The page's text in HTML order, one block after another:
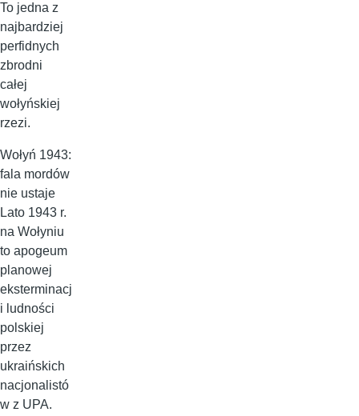
To jedna z
najbardziej
perfidnych
zbrodni
całej
wołyńskiej
rzezi.
Wołyń 1943:
fala mordów
nie ustaje
Lato 1943 r.
na Wołyniu
to apogeum
planowej
eksterminacj
i ludności
polskiej
przez
ukraińskich
nacjonalistó
w z UPA.